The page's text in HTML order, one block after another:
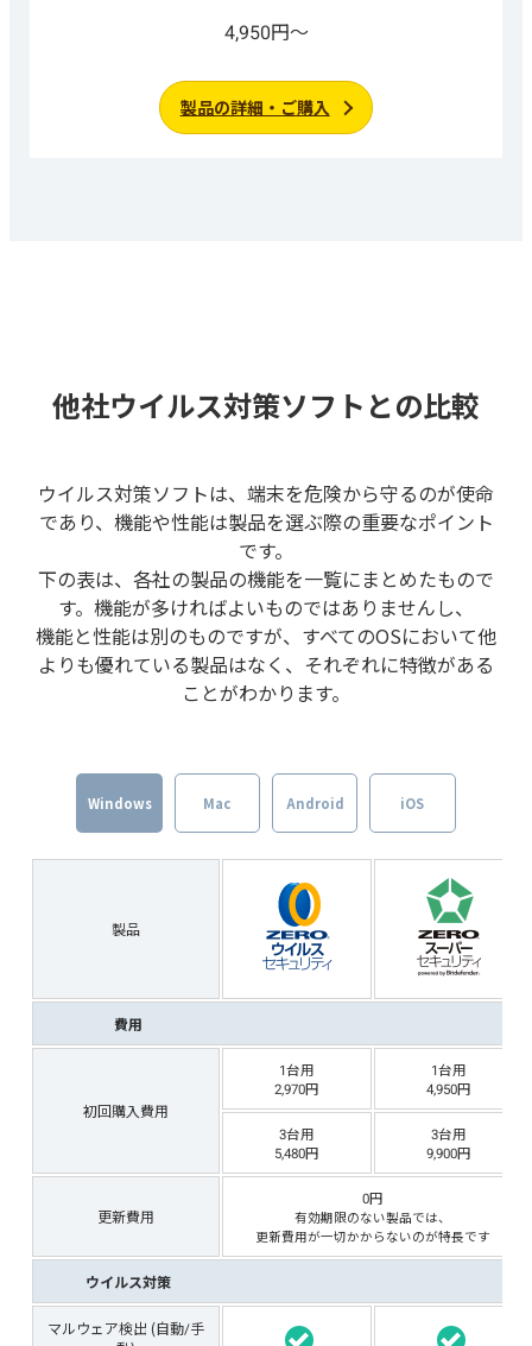
4,950円～
製品の詳細・ご購入
他社ウイルス対策ソフトとの比較
ウイルス対策ソフトは、端末を危険から守るのが使命
であり、機能や性能は製品を選ぶ際の重要なポイント
です。
下の表は、各社の製品の機能を一覧にまとめたもので
す。機能が多ければよいものではありませんし、
機能と性能は別のものですが、すべてのOSにおいて他
よりも優れている製品はなく、それぞれに特徴がある
ことがわかります。
Windows
製品
費用
初回購入費用
1台用
2,970
1台用
4,950
3台用
5,480
3台用
9,900
更新費用
0円
有効期限のない製品では、
更新費用が一切かからないのが特長です
ウイルス対策
マルウェア検出 (自動/手
Mac Android iOS